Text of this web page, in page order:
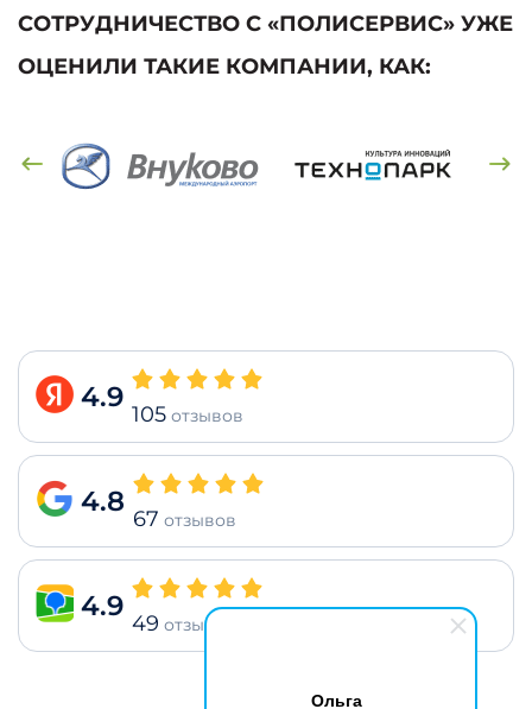
Ольга
СОТРУДНИЧЕСТВО С «ПОЛИСЕРВИС» УЖЕ
ОЦЕНИЛИ ТАКИЕ КОМПАНИИ, КАК:
4.9
105 отзывов
4.8
67 отзывов
4.9
49 отзывов